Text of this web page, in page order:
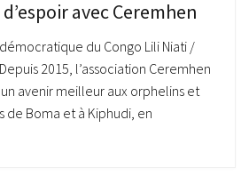
avec Ceremhen
du Congo Lili Niati /
2015, l’association Ceremhen
avenir meilleur aux orphelins et
de Boma et à Kiphudi, en